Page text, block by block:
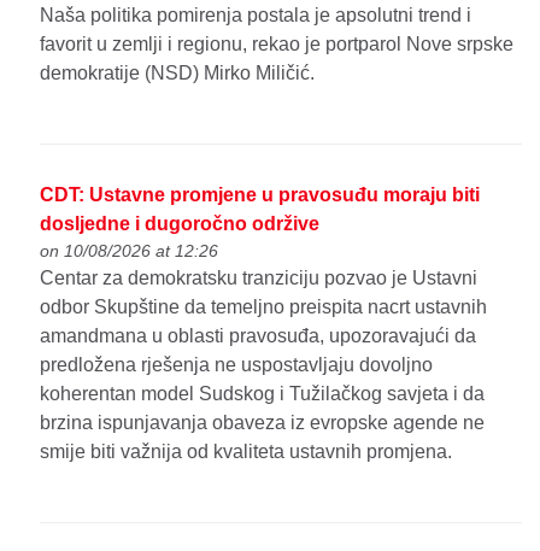
Naša politika pomirenja postala je apsolutni trend i
favorit u zemlji i regionu, rekao je portparol Nove srpske
demokratije (NSD) Mirko Miličić.
CDT: Ustavne promjene u pravosuđu moraju biti
dosljedne i dugoročno održive
on 10/08/2026 at 12:26
Centar za demokratsku tranziciju pozvao je Ustavni
odbor Skupštine da temeljno preispita nacrt ustavnih
amandmana u oblasti pravosuđa, upozoravajući da
predložena rješenja ne uspostavljaju dovoljno
koherentan model Sudskog i Tužilačkog savjeta i da
brzina ispunjavanja obaveza iz evropske agende ne
smije biti važnija od kvaliteta ustavnih promjena.